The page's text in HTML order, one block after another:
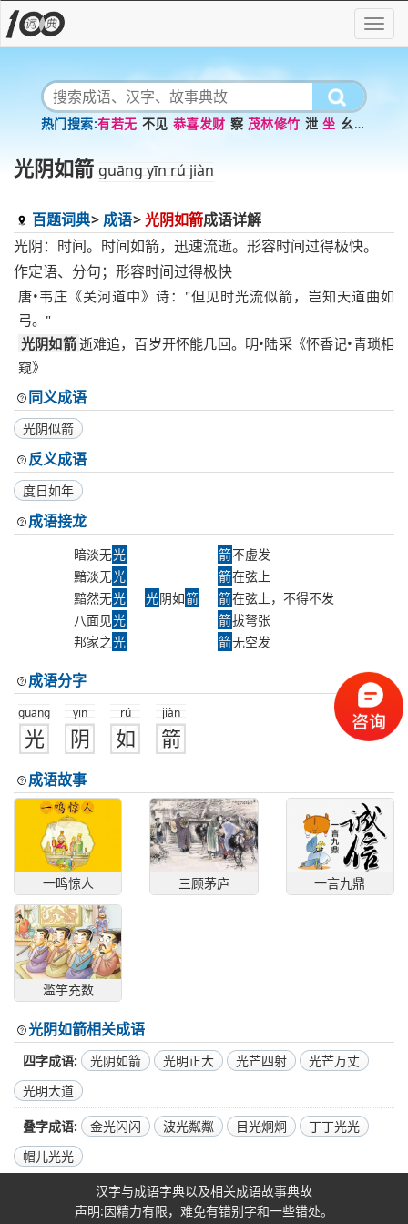
有若无 不见 恭喜发财 察 茂林修竹 泄 坐 幺豚
光阴如箭 guāng yīn rú jiàn
百题词典 成语 光阴如箭成语详解
光阴：时间。时间如箭，迅速流逝。形容时间过得极快。
作定语、分句；形容时间过得极快
唐•韦庄《关河道中》诗："但见时光流似箭，岂知天道曲如
弓。"
光阴如箭逝难追，百岁开怀能几回。明•陆采《怀香记•青琐相
窥》
同义成语
光阴似箭
反义成语
度日如年
成语接龙
暗淡无光
黯淡无光
黯然无光
八面见光
邦家之光
光阴如箭
箭不虚发
箭在弦上
箭在弦上，不得不发
箭拔弩张
箭无空发
成语分字
guāng
光
yīn
阴
rú
如
jiàn
箭
成语故事
一鸣惊人 三顾茅庐 一言九鼎
滥竽充数
光阴如箭相关成语
四字成语 光阴如箭 光明正大 光芒四射
光芒万丈
光明大道
叠字成语 金光闪闪 波光粼粼 目光炯炯
丁丁光光
帽儿光光
汉字与成语字典以及相关成语故事典故
声明:因精力有限，难免有错别字和一些错处。